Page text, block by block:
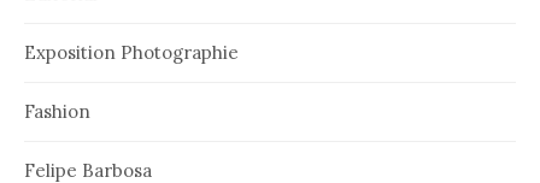
Exposition Photographie
Fashion
Felipe Barbosa